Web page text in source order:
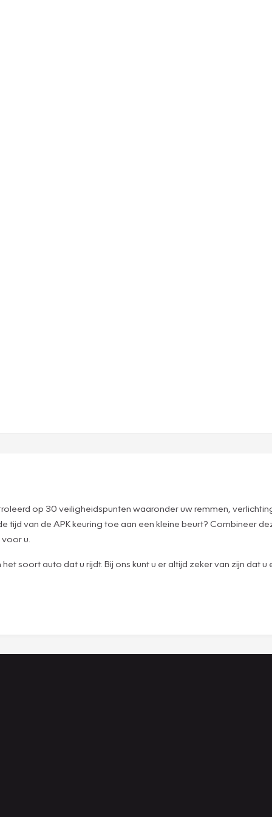
op 30 veiligheidspunten waaronder uw remmen,
tijd van de APK keuring toe aan een kleine beurt? Combineer
u.
soort auto dat u rijdt. Bij ons kunt u er altijd zeker van zijn dat